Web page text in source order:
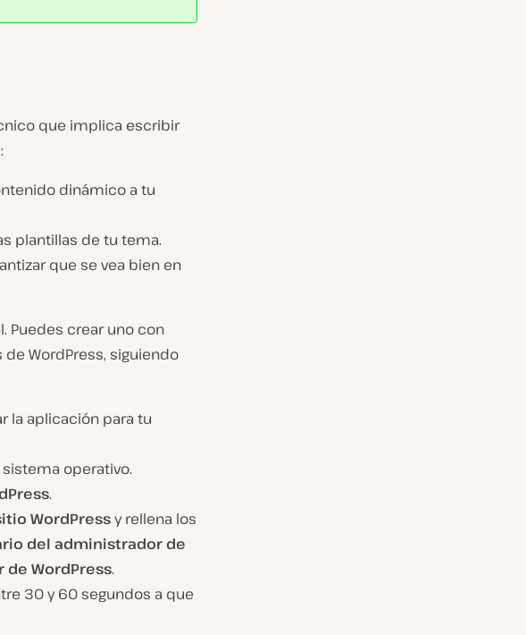
que implica escribir
dinámico a tu
plantillas de tu tema.
que se vea bien en
Puedes crear uno con
WordPress, siguiendo
la aplicación para tu
operativo.
.
WordPressy rellena los
del administrador de
WordPress.
30 y 60 segundos a que